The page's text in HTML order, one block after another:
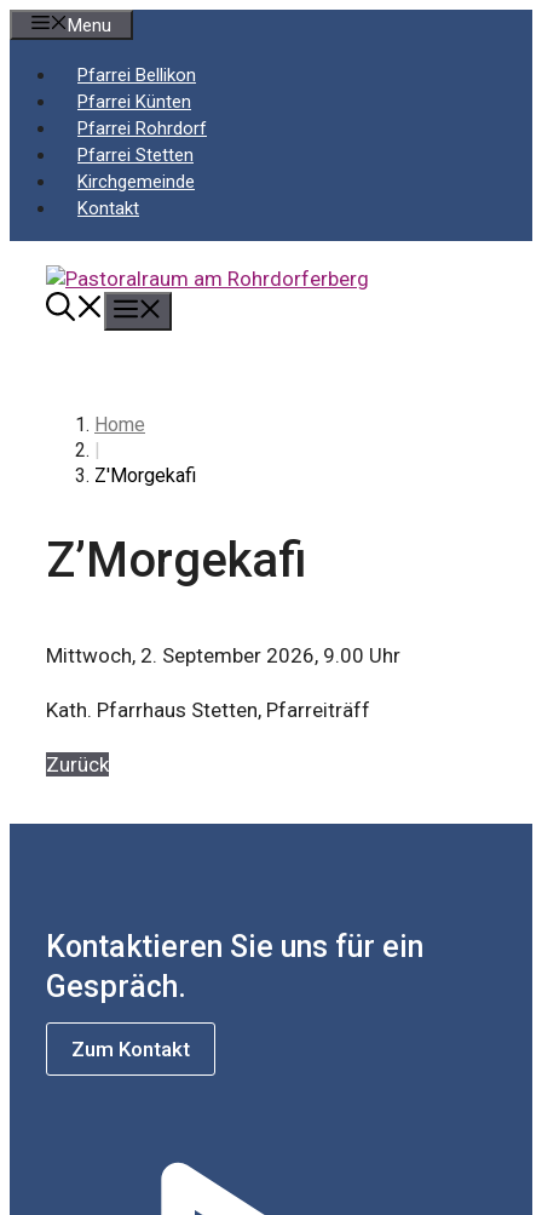
Springe
Inhalt
Menu
Pfarrei Bellikon
Pfarrei Künten
Pfarrei Rohrdorf
Pfarrei Stetten
Kirchgemeinde
Kontakt
Home
|
Z'Morgekafi
Z’Morgekafi
Mittwoch, 2. September 2026, 9.00 Uhr
Kath. Pfarrhaus Stetten, Pfarreiträff
Zurück
Kontaktieren Sie uns für ein
Gespräch.
Zum Kontakt